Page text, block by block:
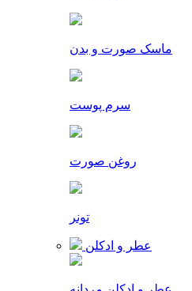
ماسک صورت و بدن
سرم پوست
روغن صورت
تونر
عطر و ادکلن